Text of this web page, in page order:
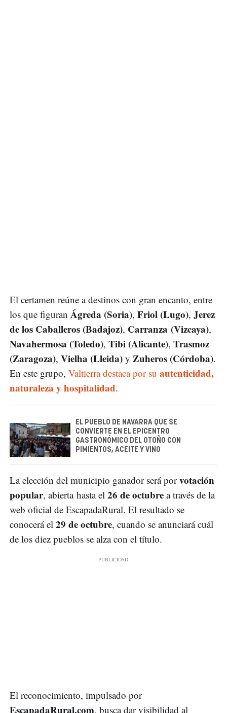
El certamen reúne a destinos con gran encanto, entre
los que figuran Ágreda (Soria), Friol (Lugo), Jerez
de los Caballeros (Badajoz), Carranza (Vizcaya),
Navahermosa (Toledo), Tibi (Alicante), Trasmoz
(Zaragoza), Vielha (Lleida) y Zuheros (Córdoba).
En este grupo, Valtierra destaca por su autenticidad,
naturaleza y hospitalidad.
EL PUEBLO DE NAVARRA QUE SE
CONVIERTE EN EL EPICENTRO
GASTRONÓMICO DEL OTOÑO CON
PIMIENTOS, ACEITE Y VINO
La elección del municipio ganador será porvotación
popular, abierta hasta el 26 de octubre a través de la
web oficial de EscapadaRural. El resultado se
conocerá el 29 de octubre, cuando se anunciará cuál
de los diez pueblos se alza con el título.
El reconocimiento, impulsado por
EscapadaRural.com, busca dar visibilidad al